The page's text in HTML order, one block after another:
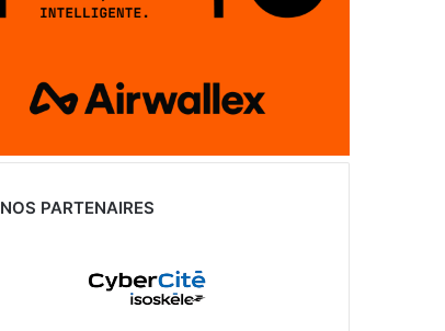
NOS PARTENAIRES